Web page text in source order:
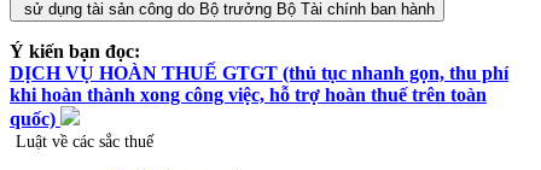
Ý kiến bạn đọc:
DỊCH VỤ HOÀN THUẾ GTGT (thủ tục nhanh gọn, thu phí
khi hoàn thành xong công việc, hỗ trợ hoàn thuế trên toàn
quốc)
Luật về các sắc thuế